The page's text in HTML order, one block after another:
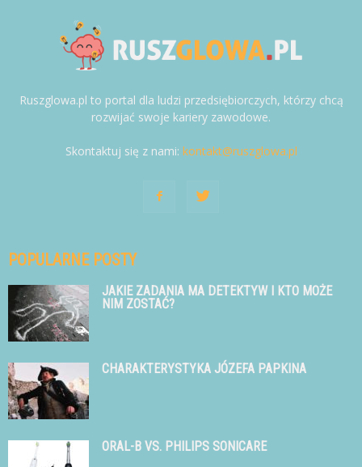
Ruszglowa.pl to portal dla ludzi przedsiębiorczych, którzy chcą
rozwijać swoje kariery zawodowe.
Skontaktuj się z nami: kontakt@ruszglowa.pl
POPULARNE POSTY
JAKIE ZADANIA MA DETEKTYW I KTO MOŻE
NIM ZOSTAĆ?
CHARAKTERYSTYKA JÓZEFA PAPKINA
ORAL-B VS. PHILIPS SONICARE